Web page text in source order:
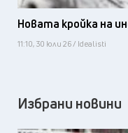
Новата кройка на
11:10, 30 юли 26 / Idealisti
Избрани новини